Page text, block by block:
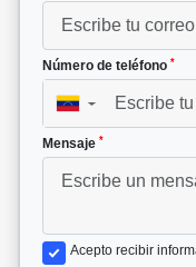
Número de teléfono *
▼
Mensaje *
Acepto recibir